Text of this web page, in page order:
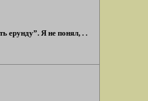
ерунду”. Я не понял, . .